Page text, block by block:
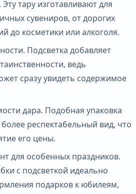
тару изготавливают для
сувениров, от дорогих
до косметики или алкоголя.
Подсветка добавляет
ведь
сразу увидеть содержимое
дара. Подобная упаковка
респектабельный вид, что
его цены.
для особенных праздников.
с подсветкой идеально
подарков к юбилеям,